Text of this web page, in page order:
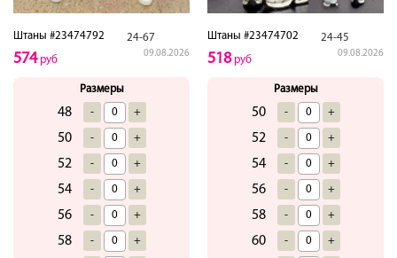
Штаны #23474792 24-67
09.08.2026
574руб
Размеры
48 - +
50 - +
52 - +
54 - +
56 - +
58 - +
Штаны #23474702 24-45
09.08.2026
518руб
Размеры
50 - +
52 - +
54 - +
56 - +
58 - +
60 - +